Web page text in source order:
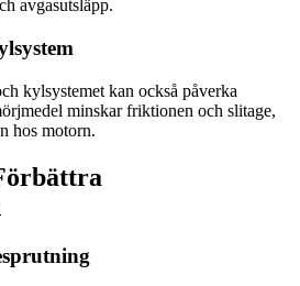
avgasutsläpp.
kylsystemet kan också påverka
minskar friktionen och slitage,
hos motorn.